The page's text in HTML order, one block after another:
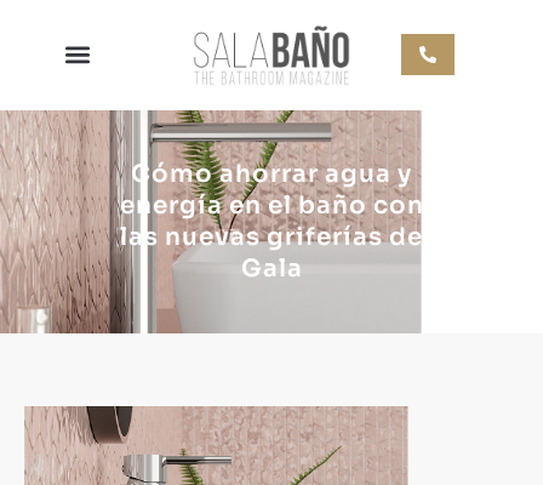
Cómo ahorrar agua y
energía en el baño con
las nuevas griferías de
Gala